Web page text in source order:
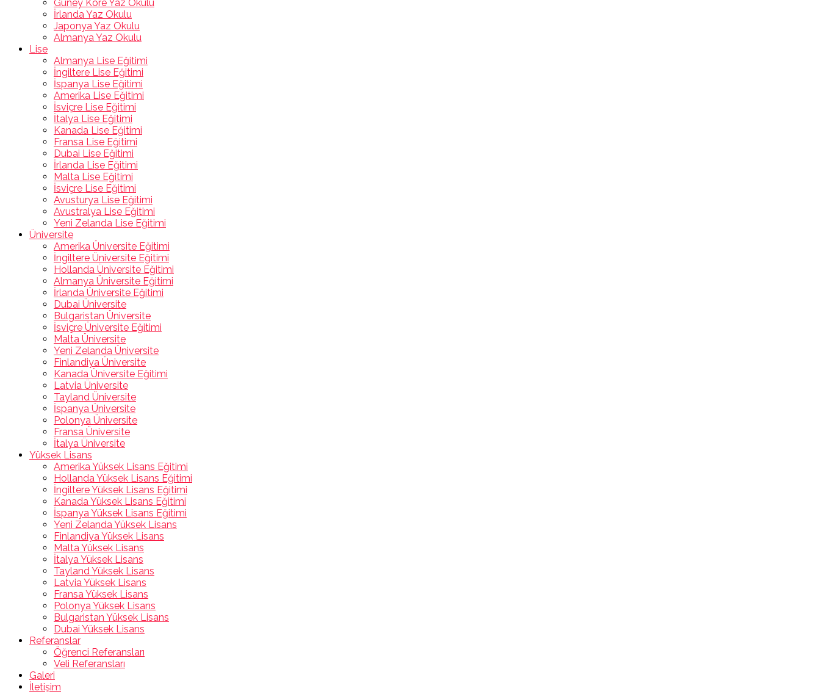
Güney Kore Yaz Okulu
İrlanda Yaz Okulu
Japonya Yaz Okulu
Almanya Yaz Okulu
Lise
Almanya Lise Eğitimi
İngiltere Lise Eğitimi
İspanya Lise Eğitimi
Amerika Lise Eğitimi
İsviçre Lise Eğitimi
İtalya Lise Eğitimi
Kanada Lise Eğitimi
Fransa Lise Eğitimi
Dubai Lise Eğitimi
İrlanda Lise Eğitimi
Malta Lise Eğitimi
İsviçre Lise Eğitimi
Avusturya Lise Eğitimi
Avustralya Lise Eğitimi
Yeni Zelanda Lise Eğitimi
Üniversite
Amerika Üniversite Eğitimi
İngiltere Üniversite Eğitimi
Hollanda Üniversite Eğitimi
Almanya Üniversite Eğitimi
İrlanda Üniversite Eğitimi
Dubai Üniversite
Bulgaristan Üniversite
İsviçre Üniversite Eğitimi
Malta Üniversite
Yeni Zelanda Üniversite
Finlandiya Üniversite
Kanada Üniversite Eğitimi
Latvia Üniversite
Tayland Üniversite
İspanya Üniversite
Polonya Üniversite
Fransa Üniversite
İtalya Üniversite
Yüksek Lisans
Amerika Yüksek Lisans Eğitimi
Hollanda Yüksek Lisans Eğitimi
İngiltere Yüksek Lisans Eğitimi
Kanada Yüksek Lisans Eğitimi
İspanya Yüksek Lisans Eğitimi
Yeni Zelanda Yüksek Lisans
Finlandiya Yüksek Lisans
Malta Yüksek Lisans
İtalya Yüksek Lisans
Tayland Yüksek Lisans
Latvia Yüksek Lisans
Fransa Yüksek Lisans
Polonya Yüksek Lisans
Bulgaristan Yüksek Lisans
Dubai Yüksek Lisans
Referanslar
Öğrenci Referansları
Veli Referansları
Galeri
İletişim